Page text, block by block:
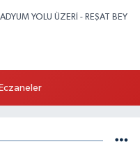
YOLU ÜZERİ - REŞAT BEY